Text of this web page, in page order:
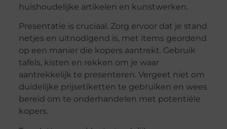
huishoudelijke artikelen en kunstwerken.
Presentatie is cruciaal. Zorg ervoor dat je stand
netjes en uitnodigend is, met items geordend
op een manier die kopers aantrekt. Gebruik
tafels, kisten en rekken om je waar
aantrekkelijk te presenteren. Vergeet niet om
duidelijke prijsetiketten te gebruiken en wees
bereid om te onderhandelen met potentiële
kopers.